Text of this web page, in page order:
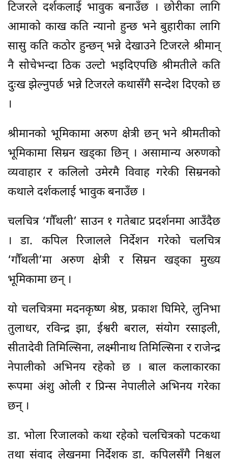
टिजरले दर्शकलाई भावुक बनाउँछ । छोरीका लागि
आमाको काख कति न्यानो हुन्छ भने बुहारीका लागि
सासु कति कठोर हुन्छन् भन्ने देखाउने टिजरले श्रीमान्
नै सोचेभन्दा ठिक उल्टो भइदिएपछि श्रीमतीले कति
दुःख झेल्नुपर्छ भन्ने टिजरले कथासँगै सन्देश दिएको छ
।
श्रीमानको भूमिकामा अरुण क्षेत्री छन् भने श्रीमतीको
भूमिकामा सिम्रन खड्का छिन् । असामान्य अरुणको
व्यवाहार र कलिलो उमेरमै विवाह गरेकी सिम्रनको
कथाले दर्शकलाई भावुक बनाउँछ ।
चलचित्र ‘गौँथली’ साउन १ गतेबाट प्रदर्शनमा आउँदैछ
। डा. कपिल रिजालले निर्देशन गरेको चलचित्र
‘गौँथली’मा अरुण क्षेत्री र सिम्रन खड्का मुख्य
भूमिकामा छन् ।
यो चलचित्रमा मदनकृष्ण श्रेष्ठ, प्रकाश घिमिरे, लुनिभा
तुलाधर, रविन्द्र झा, ईश्वरी बराल, संयोग रसाइली,
सीतादेवी तिमिल्सिना, लक्ष्मीनाथ तिमिल्सिना र राजेन्द्र
नेपालीको अभिनय रहेको छ । बाल कलाकारका
रूपमा अंशु ओली र प्रिन्स नेपालीले अभिनय गरेका
छन् ।
डा. भोला रिजालको कथा रहेको चलचित्रको पटकथा
तथा संवाद लेखनमा निर्देशक डा. कपिलसँगै निश्चल